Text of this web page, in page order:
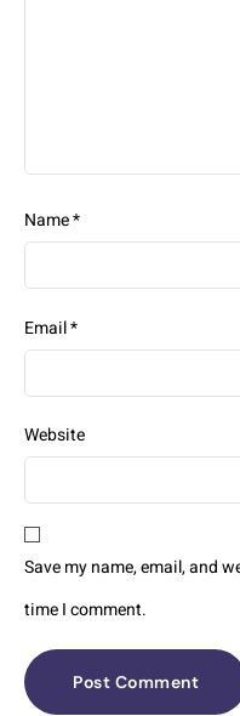
Name*
Email*
Website
Save my name, email, and
time I comment.